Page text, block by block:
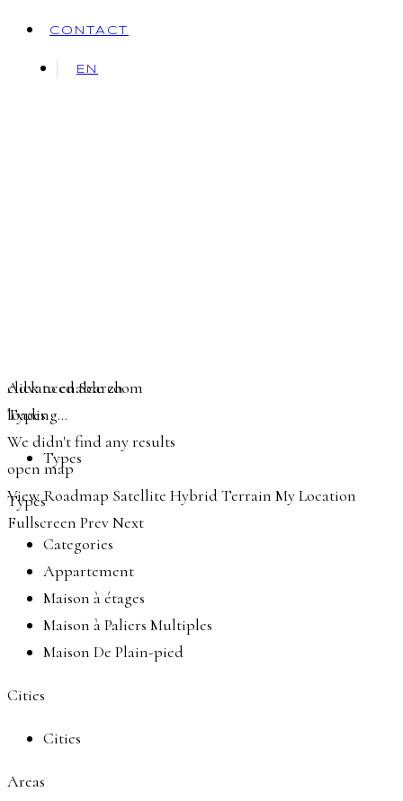
CONTACT
EN
click to enable zoom
loading...
We didn't find any results
open map
ViewRoadmap Satellite HybridTerrain My Location
Fullscreen PrevNext
Advanced Search
Types
Types
Types
Categories
Appartement
Maison à étages
Maison à Paliers Multiples
Maison De Plain-pied
Cities
Cities
Areas